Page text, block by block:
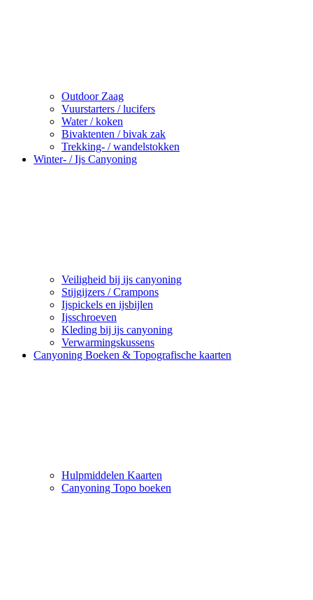
Outdoor Zaag
Vuurstarters / lucifers
Water / koken
Bivaktenten / bivak zak
Trekking- / wandelstokken
Winter- / Ijs Canyoning
Veiligheid bij ijs canyoning
Stijgijzers / Crampons
Ijspickels en ijsbijlen
Ijsschroeven
Kleding bij ijs canyoning
Verwarmingskussens
Canyoning Boeken & Topografische kaarten
Hulpmiddelen Kaarten
Canyoning Topo boeken